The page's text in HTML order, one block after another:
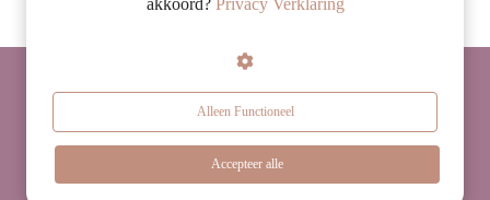
akkoord? Privacy Verklaring
Alleen Functioneel
Accepteer alle